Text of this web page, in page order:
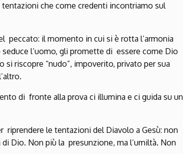
che come credenti incontriamo sul
peccato: il momento in cui si è rotta l’armonia
l’uomo, gli promette di essere come Dio
riscopre “nudo”, impoverito, privato per sua
di fronte alla prova ci illumina e ci guida su un
riprendere le tentazioni del Diavolo a Gesù: non
Dio. Non più la presunzione, ma l’umiltà. Non